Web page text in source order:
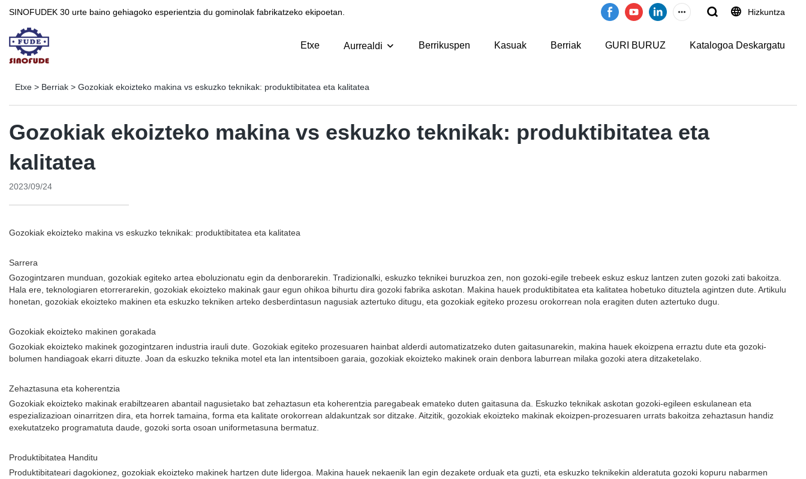
SINOFUDEK 30 urte baino gehiagoko esperientzia du gominolak fabrikatzeko ekipoetan. Hizkuntza
Etxe Aurrealdi Berrikuspen Kasuak Berriak GURI BURUZ Katalogoa Deskargatu
Etxe > Berriak > Gozokiak ekoizteko makina vs eskuzko teknikak: produktibitatea eta kalitatea
Gozokiak ekoizteko makina vs eskuzko teknikak: produktibitatea eta
kalitatea
2023/09/24
Gozokiak ekoizteko makina vs eskuzko teknikak: produktibitatea eta kalitatea
Sarrera
Gozogintzaren munduan, gozokiak egiteko artea eboluzionatu egin da denborarekin. Tradizionalki, eskuzko teknikei buruzkoa zen, non gozoki-egile trebeek eskuz eskuz lantzen zuten gozoki zati bakoitza.
Hala ere, teknologiaren etorrerarekin, gozokiak ekoizteko makinak gaur egun ohikoa bihurtu dira gozoki fabrika askotan. Makina hauek produktibitatea eta kalitatea hobetuko dituztela agintzen dute. Artikulu
honetan, gozokiak ekoizteko makinen eta eskuzko tekniken arteko desberdintasun nagusiak aztertuko ditugu, eta gozokiak egiteko prozesu orokorrean nola eragiten duten aztertuko dugu.
Gozokiak ekoizteko makinen gorakada
Gozokiak ekoizteko makinek gozogintzaren industria irauli dute. Gozokiak egiteko prozesuaren hainbat alderdi automatizatzeko duten gaitasunarekin, makina hauek ekoizpena erraztu dute eta gozoki-
bolumen handiagoak ekarri dituzte. Joan da eskuzko teknika motel eta lan intentsiboen garaia, gozokiak ekoizteko makinek orain denbora laburrean milaka gozoki atera ditzaketelako.
Zehaztasuna eta koherentzia
Gozokiak ekoizteko makinak erabiltzearen abantail nagusietako bat zehaztasun eta koherentzia paregabeak emateko duten gaitasuna da. Eskuzko teknikak askotan gozoki-egileen eskulanean eta
espezializazioan oinarritzen dira, eta horrek tamaina, forma eta kalitate orokorrean aldakuntzak sor ditzake. Aitzitik, gozokiak ekoizteko makinak ekoizpen-prozesuaren urrats bakoitza zehaztasun handiz
exekutatzeko programatuta daude, gozoki sorta osoan uniformetasuna bermatuz.
Produktibitatea Handitu
Produktibitateari dagokionez, gozokiak ekoizteko makinek hartzen dute lidergoa. Makina hauek nekaenik lan egin dezakete orduak eta guzti, eta eskuzko teknikekin alderatuta gozoki kopuru nabarmen